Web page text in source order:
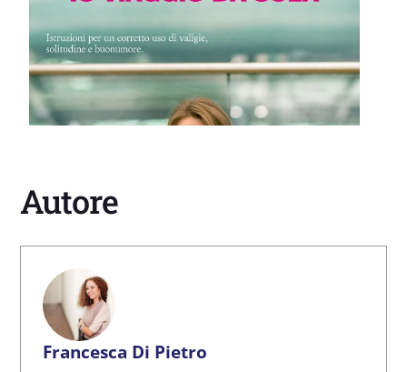
Autore
Francesca Di Pietro